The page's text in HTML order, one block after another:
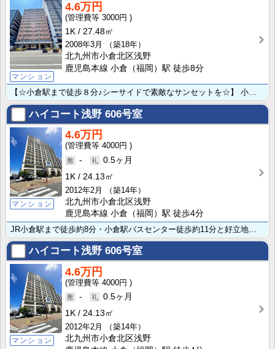
マンション
4.6万円
3000円
1K
27.48㎡
2008年3月
（築18年）
北九州市小倉北区浅野
鹿児島本線 小倉（福岡）駅 徒歩8分
ハイコート浅野 606号室
マンション
4.6万円
4000円
-
0.5ヶ月
1K
24.13㎡
2012年2月
（築14年）
北九州市小倉北区浅野
鹿児島本線 小倉（福岡）駅 徒歩4分
ハイコート浅野 606号室
マンション
4.6万円
4000円
-
0.5ヶ月
1K
24.13㎡
2012年2月
（築14年）
北九州市小倉北区浅野